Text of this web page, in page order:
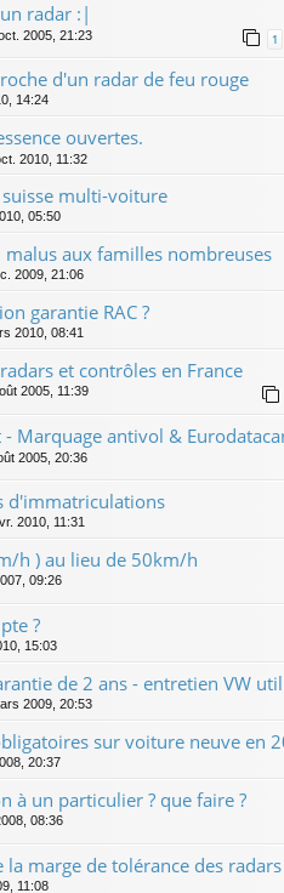
radar :|
2005, 21:23 1
d'un radar de feu rouge
14:24
ouvertes.
2010, 11:32
multi-voiture
05:50
aux familles nombreuses
2009, 21:06
garantie RAC ?
2010, 08:41
et contrôles en France
2005, 11:39
- Marquage antivol &
2005, 20:36
d'immatriculations
2010, 11:31
h ) au lieu de 50km/h
09:26
?
15:03
de 2 ans - entretien VW
2009, 20:53
sur voiture neuve en
20:37
à un particulier ? que faire ?
08:36
la marge de tolérance des radars
11:08